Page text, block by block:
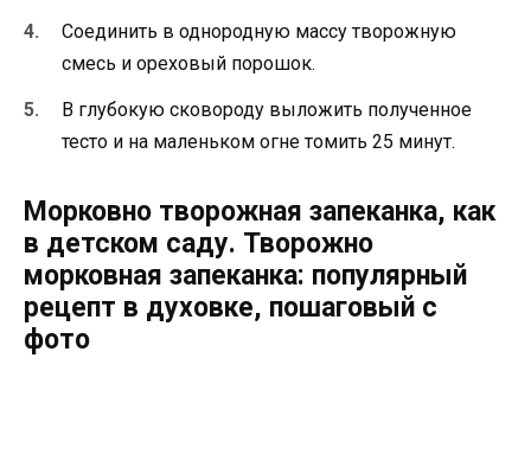
Соединить в однородную массу творожную
смесь и ореховый порошок.
В глубокую сковороду выложить полученное
тесто и на маленьком огне томить 25 минут.
Морковно творожная запеканка, как
в детском саду. Творожно
морковная запеканка: популярный
рецепт в духовке, пошаговый с
фото